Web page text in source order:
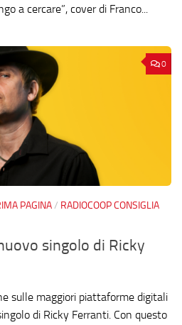
a cercare”, cover di Franco...
0
PAGINA/ RADIOCOOP CONSIGLIA
singolo di Ricky
sulle maggiori piattaforme digitali
di Ricky Ferranti. Con questo